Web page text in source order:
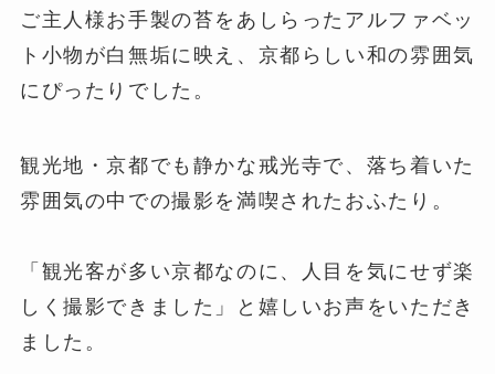
ご主人様お手製の苔をあしらったアルファベッ
ト小物が白無垢に映え、京都らしい和の雰囲気
にぴったりでした。
観光地・京都でも静かな戒光寺で、落ち着いた
雰囲気の中での撮影を満喫されたおふたり。
「観光客が多い京都なのに、人目を気にせず楽
しく撮影できました」と嬉しいお声をいただき
ました。